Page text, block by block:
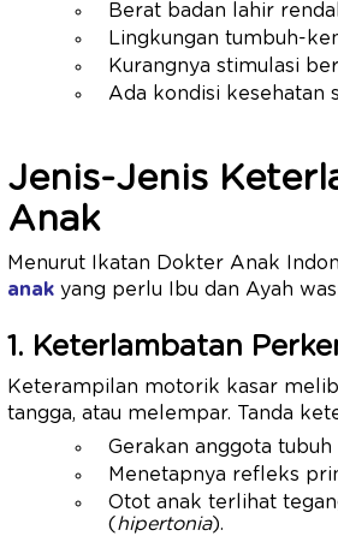
Berat badan lahir
Lingkungan tumbuh-
Kurangnya stimulasi
Ada kondisi kesehatan
Jenis-Jenis
Anak
Menurut Ikatan Dokter Anak
anak yang perlu Ibu dan Ayah
1. Keterlambatan
Keterampilan motorik kasar
tangga, atau melempar. Tanda
Gerakan anggota
Menetapnya refleks
Otot anak terlihat
(hipertonia).